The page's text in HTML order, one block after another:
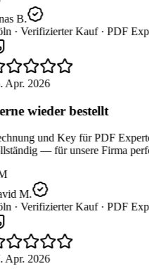
B.
· Verifizierter Kauf · PDF
Apr. 2026
wieder bestellt
und Key für PDF
— für unsere Firma
M.
· Verifizierter Kauf · PDF
Apr. 2026